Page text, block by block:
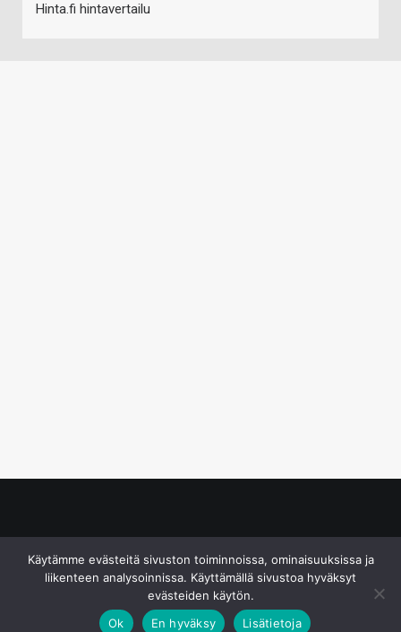
Hinta.fi hintavertailu
Käytämme evästeitä sivuston toiminnoissa, ominaisuuksissa ja
liikenteen analysoinnissa. Käyttämällä sivustoa hyväksyt
evästeiden käytön.
Ok
En hyväksy Lisätietoja